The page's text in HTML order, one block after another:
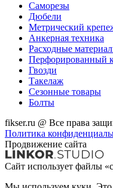
Саморезы
Дюбели
Метрический
Анкерная техника
Расходные
Перфорированный
Гвозди
Такелаж
Сезонные товары
Болты
fikser.ru @ Все права
Политика
Продвижение сайта
Сайт использует файлы